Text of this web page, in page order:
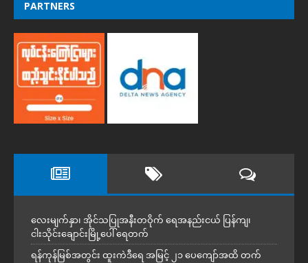
PARTNERS
လေးမျက်နှာ၊ အိုင်သပြုအနီးတဝိုက် ရေအနည်းငယ် ပြန်ကျ၊
ငါးသိုင်းချောင်းမြို့ပေါ် ရေတက်
ရန်ကုန်မြစ်အတွင်း ထူးကဲဒီရေ အ​မြင့် ၂၁ ပေကျော်အထိ တက်